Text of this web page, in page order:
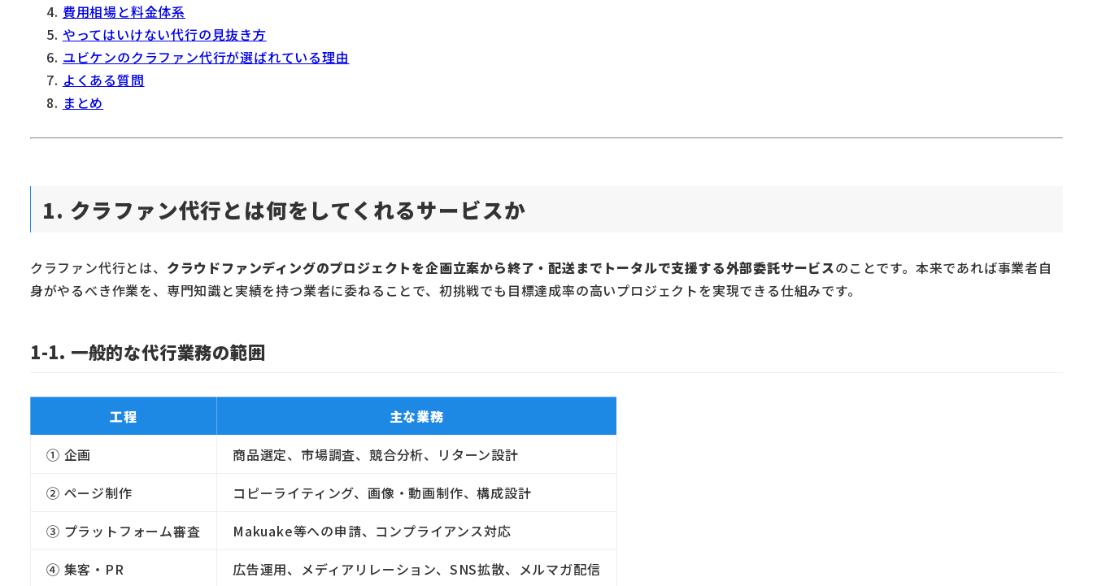
費用相場と料金体系
やってはいけない代行の見抜き方
ユビケンのクラファン代行が選ばれている理由
よくある質問
まとめ
1. クラファン代行とは何をしてくれるサービスか
クラファン代行とは、 クラウドファンディングのプロジェクトを企画立案から終了・配送までトータルで支援する外部委託サービスのことです。本来であれば事業者自
身がやるべき作業を、専門知識と実績を持つ業者に委ねることで、初挑戦でも目標達成率の高いプロジェクトを実現できる仕組みです。
1-1. 一般的な代行業務の範囲
工程
主な業務
① 企画
商品選定、市場調査、競合分析、リターン設計
② ページ制作
コピーライティング、画像・動画制作、構成設計
③ プラットフォーム審査
Makuake等への申請、コンプライアンス対応
④ 集客・PR
広告運用、メディアリレーション、SNS拡散、メルマガ配信